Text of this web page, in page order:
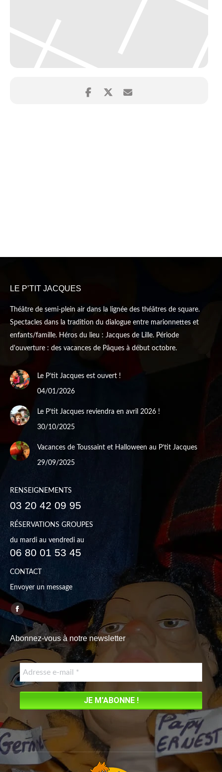
LE P’TIT JACQUES
Théâtre de semi-plein air dans la lignée des théâtres de square.
Spectacles dans la tradition du dialogue entre marionnettes et
enfants/famille. Héros du lieu : Jacques de Lille. Période
d'ouverture : des vacances de Pâques à début octobre.
Le P’tit Jacques est ouvert !
04/01/2026
Le P’tit Jacques reviendra en avril 2026 !
30/10/2025
Vacances de Toussaint et Halloween au P’tit Jacques
29/09/2025
RENSEIGNEMENTS
03 20 42 09 95
RÉSERVATIONS GROUPES
du mardi au vendredi au
06 80 01 53 45
CONTACT
Envoyer un message
Trouvez nous sur :
Facebook
page
opens
in
new
window
Abonnez-vous à notre newsletter